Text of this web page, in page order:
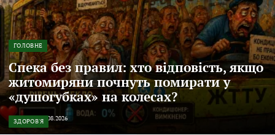
ГОЛОВНЕ
Спека без правил: хто відповість, якщо
житомиряни почнуть помирати у
«душогубках» на колесах?
EDITOR 05.08.2026
ЗДОРОВ'Я